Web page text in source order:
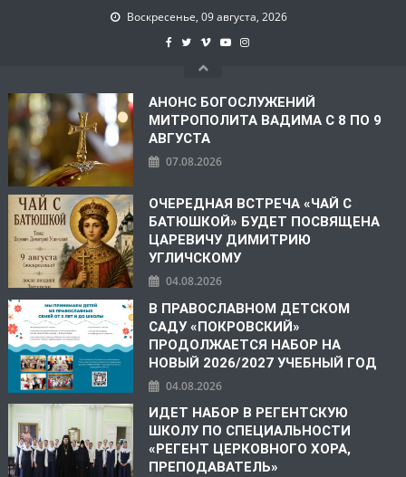
Воскресенье, 09 августа, 2026
АНОНС БОГОСЛУЖЕНИЙ
МИТРОПОЛИТА ВАДИМА С 8 ПО 9
АВГУСТА
07.08.2026
ОЧЕРЕДНАЯ ВСТРЕЧА «ЧАЙ С
БАТЮШКОЙ» БУДЕТ ПОСВЯЩЕНА
ЦАРЕВИЧУ ДИМИТРИЮ
УГЛИЧСКОМУ
04.08.2026
В ПРАВОСЛАВНОМ ДЕТСКОМ
САДУ «ПОКРОВСКИЙ»
ПРОДОЛЖАЕТСЯ НАБОР НА
НОВЫЙ 2026/2027 УЧЕБНЫЙ ГОД
04.08.2026
ИДЕТ НАБОР В РЕГЕНТСКУЮ
ШКОЛУ ПО СПЕЦИАЛЬНОСТИ
«РЕГЕНТ ЦЕРКОВНОГО ХОРА,
ПРЕПОДАВАТЕЛЬ»